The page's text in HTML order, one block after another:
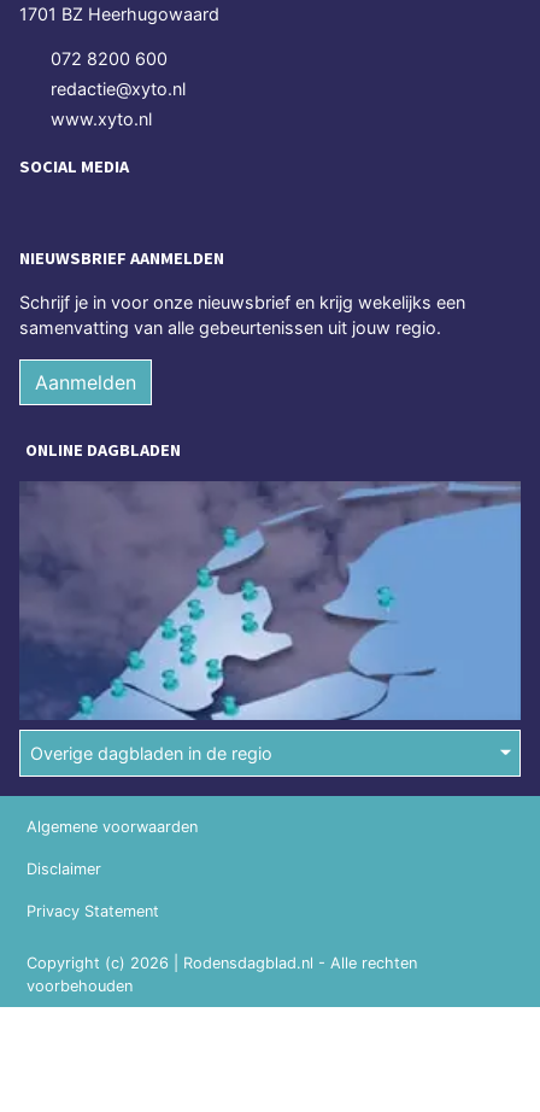
1701 BZ Heerhugowaard
072 8200 600
redactie@xyto.nl
www.xyto.nl
SOCIAL MEDIA
NIEUWSBRIEF AANMELDEN
Schrijf je in voor onze nieuwsbrief en krijg wekelijks een
samenvatting van alle gebeurtenissen uit jouw regio.
Aanmelden
ONLINE DAGBLADEN
Overige dagbladen in de regio
Copyright (c) 2026 | Rodensdagblad.nl - Alle rechten
voorbehouden
Algemene voorwaarden
Disclaimer
Privacy Statement